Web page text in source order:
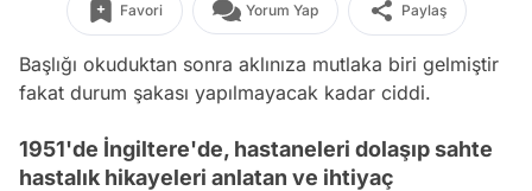
Favori Yorum Yap Paylaş
Başlığı okuduktan sonra aklınıza mutlaka biri gelmiştir
fakat durum şakası yapılmayacak kadar ciddi.
1951'de İngiltere'de, hastaneleri dolaşıp sahte
hastalık hikayeleri anlatan ve ihtiyaç